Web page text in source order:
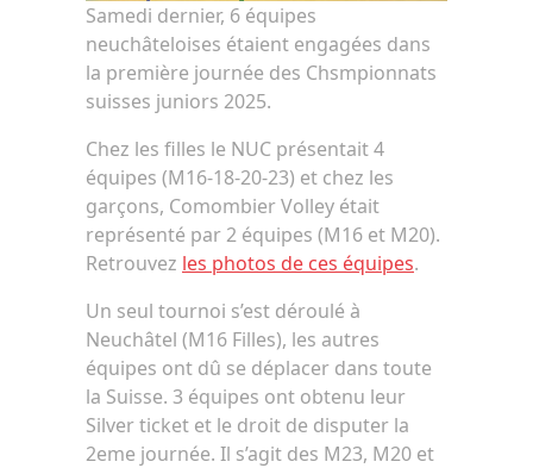
Samedi dernier, 6 équipes
neuchâteloises étaient engagées dans
la première journée des Chsmpionnats
suisses juniors 2025.
Chez les filles le NUC présentait 4
équipes (M16-18-20-23) et chez les
garçons, Comombier Volley était
représenté par 2 équipes (M16 et M20).
Retrouvez les photos de ces équipes.
Un seul tournoi s’est déroulé à
Neuchâtel (M16 Filles), les autres
équipes ont dû se déplacer dans toute
la Suisse. 3 équipes ont obtenu leur
Silver ticket et le droit de disputer la
2eme journée. Il s’agit des M23, M20 et